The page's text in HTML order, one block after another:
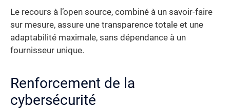
Le recours à l’open source, combiné à un savoir-faire
sur mesure, assure une transparence totale et une
adaptabilité maximale, sans dépendance à un
fournisseur unique.
Renforcement de la
cybersécurité